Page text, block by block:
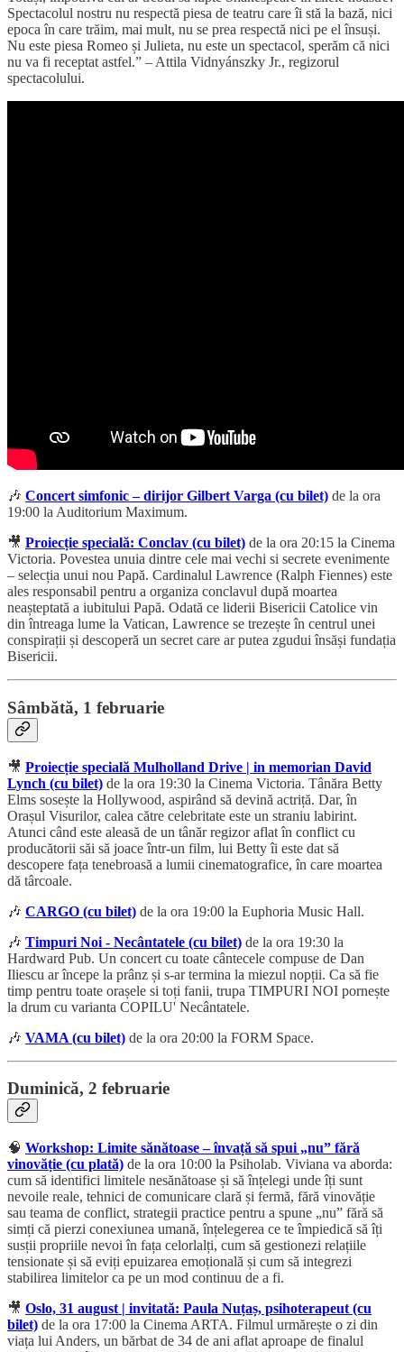
Spectacolul nostru nu respectă piesa de teatru care îi stă la bază, nici
epoca în care trăim, mai mult, nu se prea respectă nici pe el însuși.
Nu este piesa Romeo și Julieta, nu este un spectacol, sperăm că nici
nu va fi receptat astfel.” – Attila Vidnyánszky Jr., regizorul
spectacolului.
🎶 Concert simfonic – dirijor Gilbert Varga (cu bilet) de la ora
19:00 la Auditorium Maximum.
🎥 Proiecție specială: Conclav (cu bilet) de la ora 20:15 la Cinema
Victoria. Povestea unuia dintre cele mai vechi si secrete evenimente
– selecția unui nou Papă. Cardinalul Lawrence (Ralph Fiennes) este
ales responsabil pentru a organiza conclavul după moartea
neașteptată a iubitului Papă. Odată ce liderii Bisericii Catolice vin
din întreaga lume la Vatican, Lawrence se trezește în centrul unei
conspirații și descoperă un secret care ar putea zgudui însăși fundația
Bisericii.
Sâmbătă, 1 februarie
🎥 Proiecție specială Mulholland Drive | in memorian David
Lynch (cu bilet) de la ora 19:30 la Cinema Victoria. Tânăra Betty
Elms sosește la Hollywood, aspirând să devină actriță. Dar, în
Orașul Visurilor, calea către celebritate este un straniu labirint.
Atunci când este aleasă de un tânăr regizor aflat în conflict cu
producătorii săi să joace într-un film, lui Betty îi este dat să
descopere fața tenebroasă a lumii cinematografice, în care moartea
dă târcoale.
🎶 CARGO (cu bilet) de la ora 19:00 la Euphoria Music Hall.
🎶 Timpuri Noi - Necântatele (cu bilet) de la ora 19:30 la
Hardward Pub. Un concert cu toate cântecele compuse de Dan
Iliescu ar începe la prânz și s-ar termina la miezul nopții. Ca să fie
timp pentru toate orașele si toți fanii, trupa TIMPURI NOI pornește
la drum cu varianta COPILU' Necântatele.
🎶 VAMA (cu bilet) de la ora 20:00 la FORM Space.
Duminică, 2 februarie
🧠 Workshop: Limite sănătoase – învață să spui „nu” fără
vinovăție (cu plată) de la ora 10:00 la Psiholab. Viviana va aborda:
cum să identifici limitele nesănătoase și să înțelegi unde îți sunt
nevoile reale, tehnici de comunicare clară și fermă, fără vinovăție
sau teama de conflict, strategii practice pentru a spune „nu” fără să
simți că pierzi conexiunea umană, înțelegerea ce te împiedică să îți
susții propriile nevoi în fața celorlalți, cum să gestionezi relațiile
tensionate și să eviți epuizarea emoțională și cum să integrezi
stabilirea limitelor ca pe un mod continuu de a fi.
🎥 Oslo, 31 august | invitată: Paula Nuțaș, psihoterapeut (cu
bilet) de la ora 17:00 la Cinema ARTA. Filmul urmărește o zi din
viața lui Anders, un bărbat de 34 de ani aflat aproape de finalul